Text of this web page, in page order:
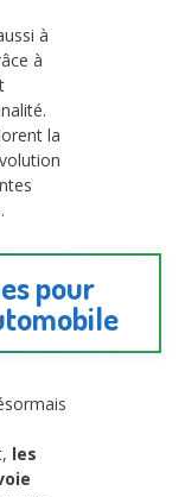
à
à
la
pour
les